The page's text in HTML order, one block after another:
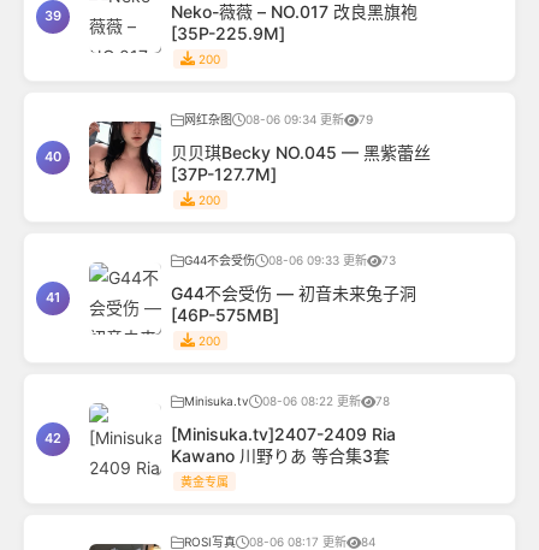
39
Neko-薇薇 – NO.017 改良黑旗袍
[35P-225.9M]
200
40
网红杂图 08-06 09:34 更新 79
贝贝琪Becky NO.045 — 黑紫蕾丝
[37P-127.7M]
200
41
G44不会受伤 08-06 09:33 更新 73
G44不会受伤 — 初音未来兔子洞
[46P-575MB]
200
42
Minisuka.tv 08-06 08:22 更新 78
[Minisuka.tv]2407-2409 Ria
Kawano 川野りあ 等合集3套
黄金专属
ROSI写真 08-06 08:17 更新 84